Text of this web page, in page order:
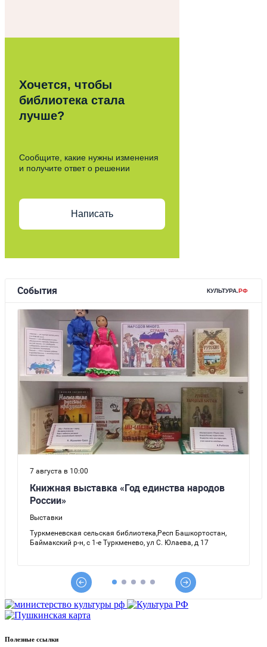
Хочется, чтобы
библиотека стала
лучше?
Сообщите, какие нужны изменения
и получите ответ о решении
Написать
Полезные ссылки